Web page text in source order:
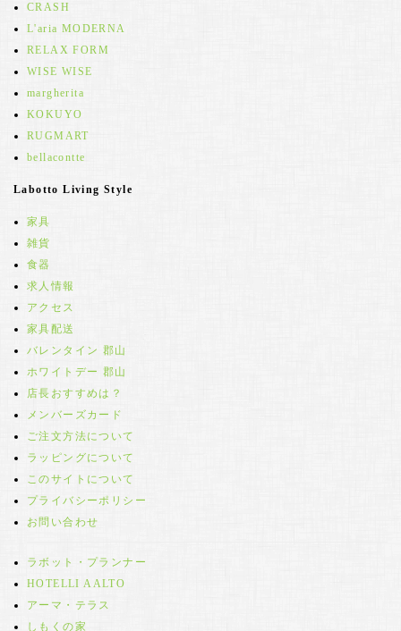
CRASH
L'aria MODERNA
RELAX FORM
WISE WISE
margherita
KOKUYO
RUGMART
bellacontte
Labotto Living Style
家具
雑貨
食器
求人情報
アクセス
家具配送
バレンタイン 郡山
ホワイトデー 郡山
店長おすすめは？
メンバーズカード
ご注文方法について
ラッピングについて
このサイトについて
プライバシーポリシー
お問い合わせ
ラボット・プランナー
HOTELLI AALTO
アーマ・テラス
しもくの家